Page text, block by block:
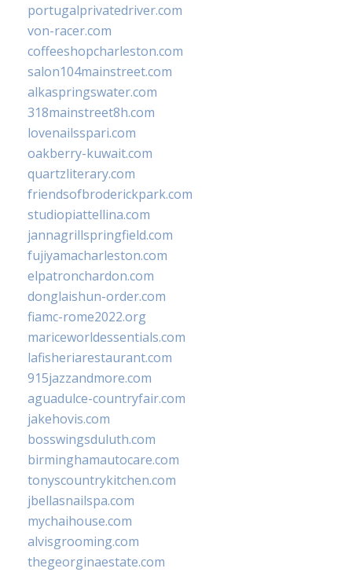
portugalprivatedriver.com
von-racer.com
coffeeshopcharleston.com
salon104mainstreet.com
alkaspringswater.com
318mainstreet8h.com
lovenailsspari.com
oakberry-kuwait.com
quartzliterary.com
friendsofbroderickpark.com
studiopiattellina.com
jannagrillspringfield.com
fujiyamacharleston.com
elpatronchardon.com
donglaishun-order.com
fiamc-rome2022.org
mariceworldessentials.com
lafisheriarestaurant.com
915jazzandmore.com
aguadulce-countryfair.com
jakehovis.com
bosswingsduluth.com
birminghamautocare.com
tonyscountrykitchen.com
jbellasnailspa.com
mychaihouse.com
alvisgrooming.com
thegeorginaestate.com